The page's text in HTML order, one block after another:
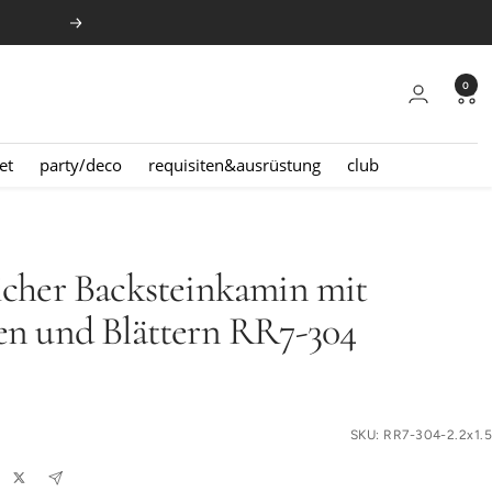
Weiter
0
party/deco requisiten&ausrüstung club
Backsteinkamin mit
und Blättern RR7-304
SKU: RR7-304-2.2x1.5